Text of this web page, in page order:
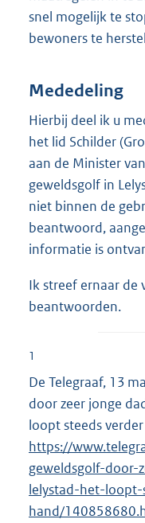
snel mogelijk te
bewoners te
Mededeling
Hierbij deel ik u
het lid Schilder
aan de Minister
geweldsgolf in
niet binnen de
beantwoord,
informatie is
Ik streef ernaar de
beantwoorden.
1
De Telegraaf, 13
door zeer jonge
loopt steeds
https://
geweldsgolf-door-
lelystad-het-
hand/